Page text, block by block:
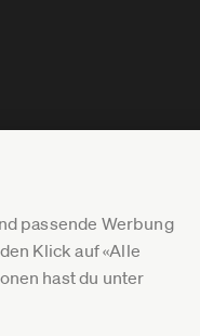
passende Werbung
Klick auf «Alle
hast du unter